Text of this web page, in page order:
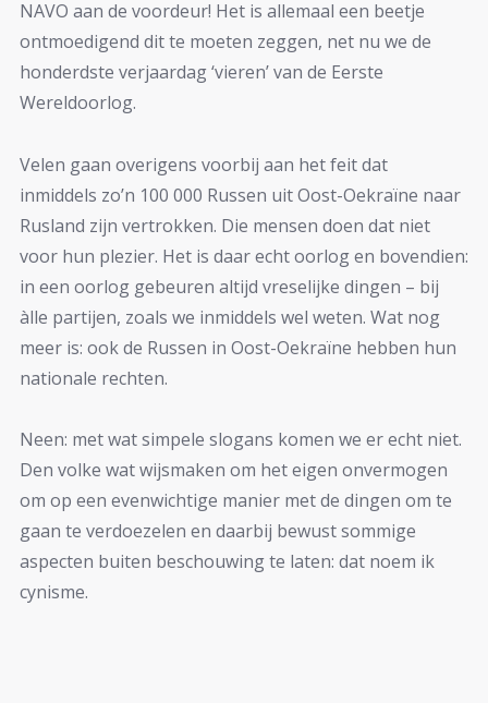
NAVO aan de voordeur! Het is allemaal een beetje
ontmoedigend dit te moeten zeggen, net nu we de
honderdste verjaardag ‘vieren’ van de Eerste
Wereldoorlog.
Velen gaan overigens voorbij aan het feit dat
inmiddels zo’n 100 000 Russen uit Oost-Oekraïne naar
Rusland zijn vertrokken. Die mensen doen dat niet
voor hun plezier. Het is daar echt oorlog en bovendien:
in een oorlog gebeuren altijd vreselijke dingen – bij
àlle partijen, zoals we inmiddels wel weten. Wat nog
meer is: ook de Russen in Oost-Oekraïne hebben hun
nationale rechten.
Neen: met wat simpele slogans komen we er echt niet.
Den volke wat wijsmaken om het eigen onvermogen
om op een evenwichtige manier met de dingen om te
gaan te verdoezelen en daarbij bewust sommige
aspecten buiten beschouwing te laten: dat noem ik
cynisme.